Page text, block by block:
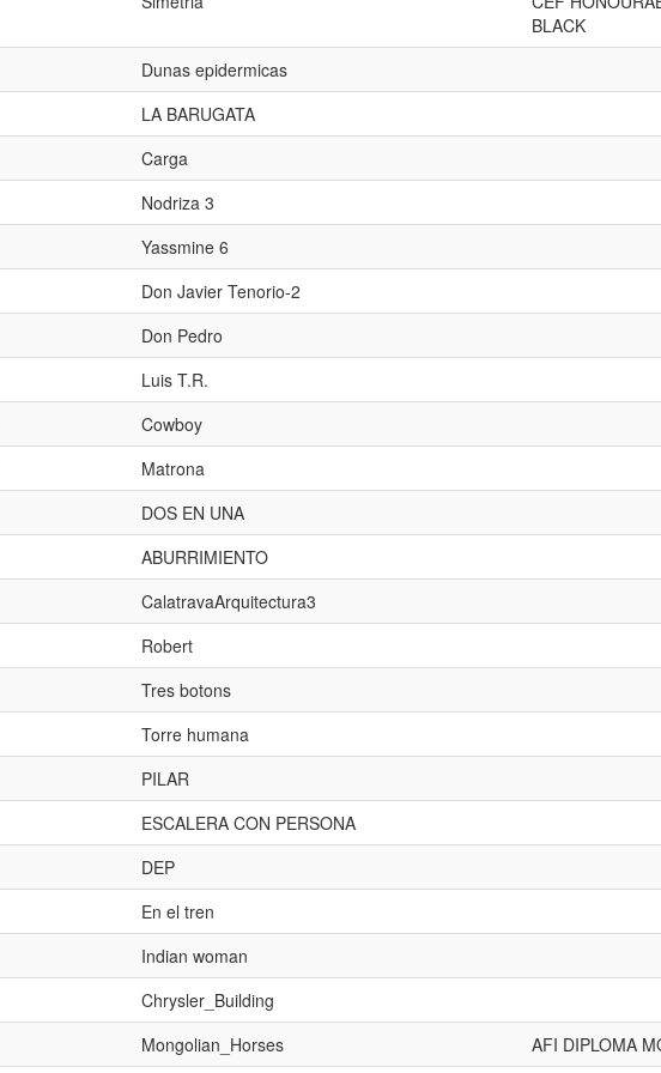
BLACK
Dunas epidermicas
LA BARUGATA
Carga
Nodriza 3
Yassmine 6
Don Javier Tenorio-2
Don Pedro
Luis T.R.
Cowboy
Matrona
DOS EN UNA
ABURRIMIENTO
CalatravaArquitectura3
Robert
Tres botons
Torre humana
PILAR
ESCALERA CON PERSONA
DEP
En el tren
Indian woman
Chrysler_Building
Mongolian_Horses AFI DIPLOMA